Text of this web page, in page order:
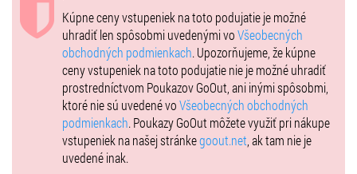
Kúpne ceny vstupeniek na toto podujatie je možné
uhradiť len spôsobmi uvedenými voVšeobecných
obchodných podmienkach. Upozorňujeme, že kúpne
ceny vstupeniek na toto podujatie nie je možné uhradiť
prostredníctvom Poukazov GoOut, ani inými spôsobmi,
ktoré nie sú uvedené voVšeobecných obchodných
podmienkach. Poukazy GoOut môžete využiť pri nákupe
vstupeniek na našej stránkegoout.net , ak tam nie je
uvedené inak.